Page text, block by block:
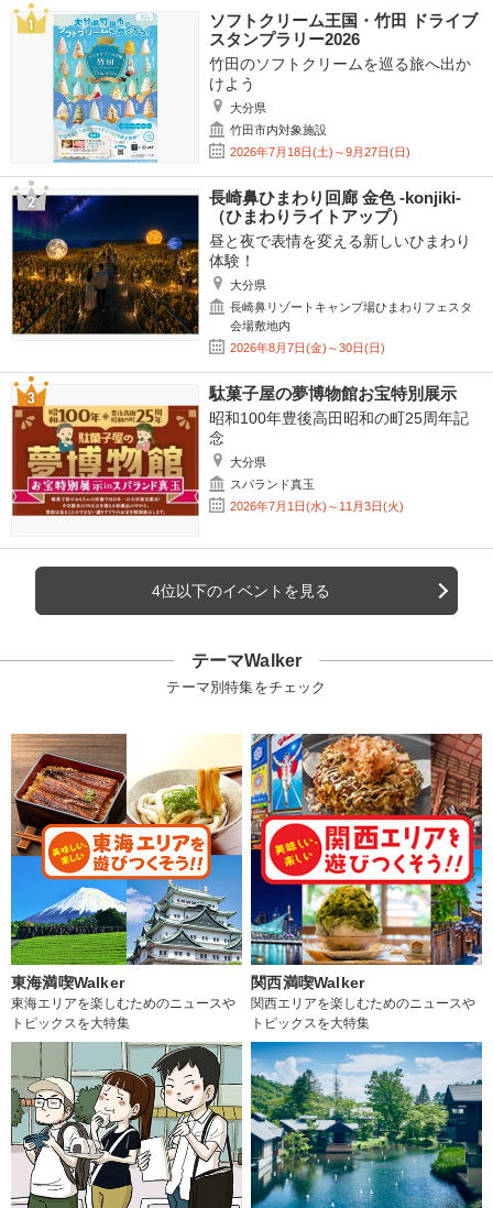
ソフトクリーム王国・竹田 ドライブ
スタンプラリー2026
竹田のソフトクリームを巡る旅へ出か
けよう
大分県
竹田市内対象施設
2026年7月18日(土)～9月27日(日)
長崎鼻ひまわり回廊 金色 -konjiki-
（ひまわりライトアップ）
昼と夜で表情を変える新しいひまわり
体験！
大分県
長崎鼻リゾートキャンプ場ひまわりフェスタ
会場敷地内
2026年8月7日(金)～30日(日)
駄菓子屋の夢博物館お宝特別展示
昭和100年豊後高田昭和の町25周年記
念
大分県
スパランド真玉
2026年7月1日(水)～11月3日(火)
4位以下のイベントを見る
テーマWalker
テーマ別特集をチェック
東海満喫Walker
東海エリアを楽しむためのニュースや
トピックスを大特集
関西満喫Walker
関西エリアを楽しむためのニュースや
トピックスを大特集